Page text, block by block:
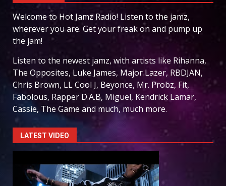
Welcome to Hot Jamz Radio! Listen to the jamz,
wherever you are. Get your freak on and pump up
the jam!
Listen to the newest jamz, with artists like Rihanna,
The Opposites, Luke James, Major Lazer, RBDJAN,
Chris Brown, LL Cool J, Beyonce, Mr. Probz, Fit,
Fabolous, Rapper D.A.B, Miguel, Kendrick Lamar,
Cassie, The Game and much, much more.
LATEST VIDEO